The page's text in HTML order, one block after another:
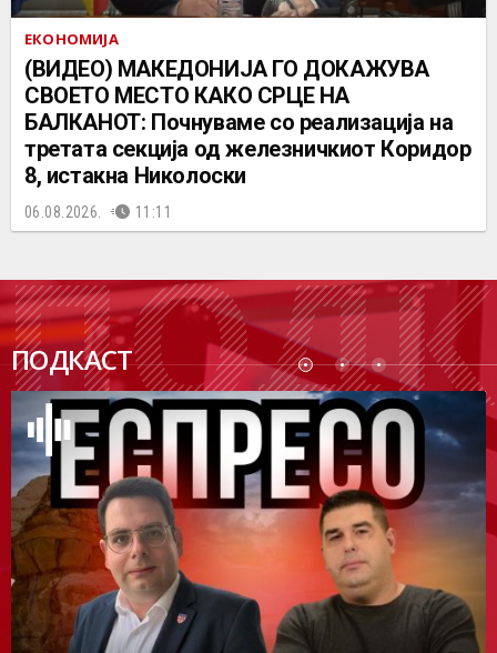
ЕКОНОМИЈА
(ВИДЕО) МАКЕДОНИЈА ГО ДОКАЖУВА
СВОЕТО МЕСТО КАКО СРЦЕ НА
БАЛКАНОТ: Почнуваме со реализација на
третата секција од железничкиот Коридор
8, истакна Николоски
06.08.2026. 11:11
ПОДКАСТ
ПОДК
АСТ